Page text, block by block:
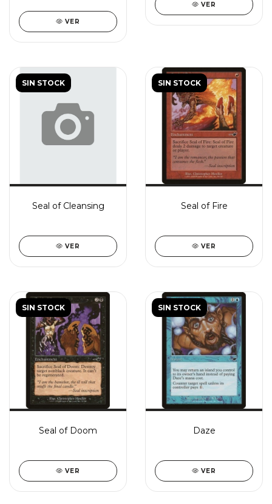
VER
VER
SIN STOCK
Seal of Cleansing
VER
SIN STOCK
Seal of Fire
VER
SIN STOCK
Seal of Doom
VER
SIN STOCK
Daze
VER